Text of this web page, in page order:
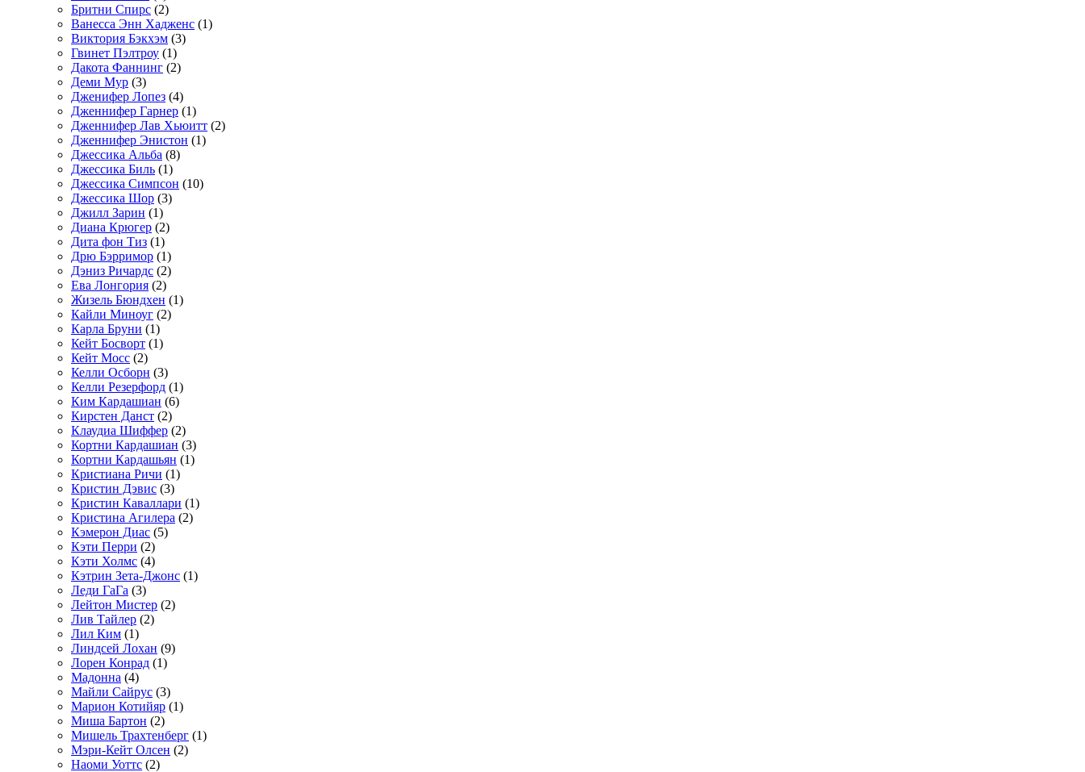
Бритни Спирс (2)
Ванесса Энн Хадженс (1)
Виктория Бэкхэм (3)
Гвинет Пэлтроу (1)
Дакота Фаннинг (2)
Деми Мур (3)
Дженифер Лопез (4)
Дженнифер Гарнер (1)
Дженнифер Лав Хьюитт (2)
Дженнифер Энистон (1)
Джессика Альба (8)
Джессика Биль (1)
Джессика Симпсон (10)
Джессика Шор (3)
Джилл Зарин (1)
Диана Крюгер (2)
Дита фон Тиз (1)
Дрю Бэрримор (1)
Дэниз Ричардс (2)
Ева Лонгория (2)
Жизель Бюндхен (1)
Кайли Миноуг (2)
Карла Бруни (1)
Кейт Босворт (1)
Кейт Мосс (2)
Келли Осборн (3)
Келли Резерфорд (1)
Ким Кардашиан (6)
Кирстен Данст (2)
Клаудиа Шиффер (2)
Кортни Кардашиан (3)
Кортни Кардашьян (1)
Кристиана Ричи (1)
Кристин Дэвис (3)
Кристин Каваллари (1)
Кристина Агилера (2)
Кэмерон Диас (5)
Кэти Перри (2)
Кэти Холмс (4)
Кэтрин Зета-Джонс (1)
Леди ГаГа (3)
Лейтон Мистер (2)
Лив Тайлер (2)
Лил Ким (1)
Линдсей Лохан (9)
Лорен Конрад (1)
Мадонна (4)
Майли Сайрус (3)
Марион Котийяр (1)
Миша Бартон (2)
Мишель Трахтенберг (1)
Мэри-Кейт Олсен (2)
Наоми Уоттс (2)